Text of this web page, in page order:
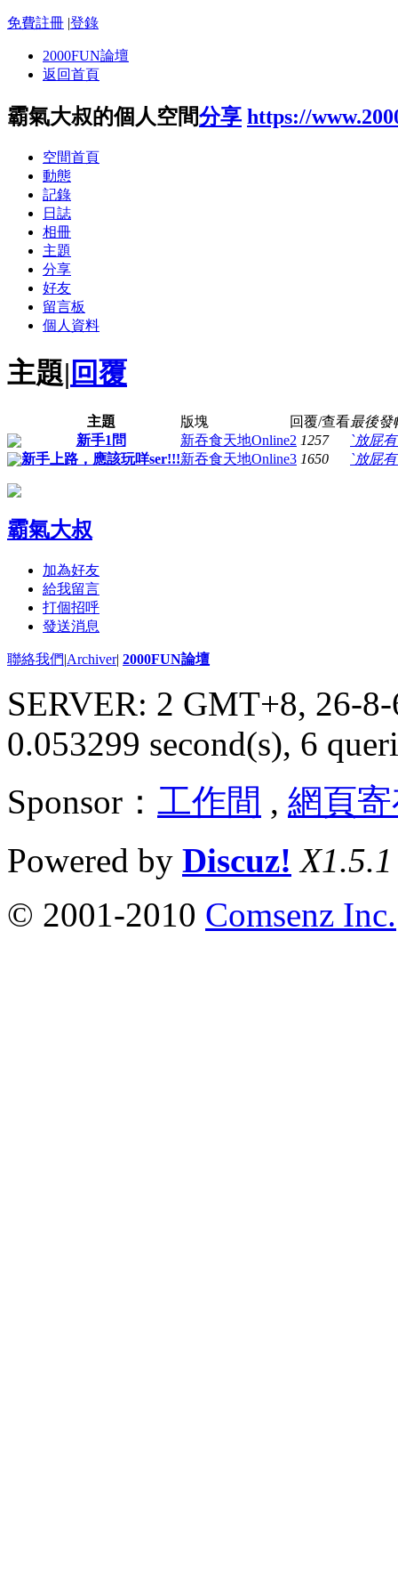
免費註冊 |登錄
2000FUN論壇
返回首頁
霸氣大叔的個人空間分享 https://
空間首頁
動態
記錄
日誌
相冊
主題
分享
好友
留言板
個人資料
主題| 回覆
主題 版塊 回覆/查看最後發
新手1問
新吞食天地Online2 1257
`放屁
新手上路，應該玩咩ser!!!新吞食天地Online3 1650 `放屁
霸氣大叔
加為好友
給我留言
打個招呼
發送消息
聯絡我們|Archiver| 2000FUN論壇
SERVER: 2 GMT+8, 26-
0.053299 second(s), 6
Sponsor： 工作間 , 網頁
Powered by Discuz! X1.5.1
© 2001-2010 Comsenz Inc.